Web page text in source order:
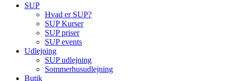
SUP
Hvad er SUP?
SUP Kurser
SUP priser
SUP events
Udlejning
SUP udlejning
Sommerhusudlejning
Butik